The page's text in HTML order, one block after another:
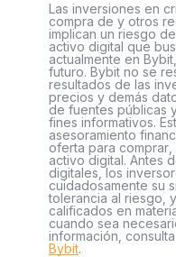
Las inversiones en
compra de y otros
implican un riesgo
activo digital que
actualmente en
futuro. Bybit no se
resultados de las
precios y demás
de fuentes públicas
fines informativos.
asesoramiento
oferta para
activo digital. Antes
digitales, los
cuidadosamente su
tolerancia al riesgo,
calificados en
cuando sea
información,
Bybit.